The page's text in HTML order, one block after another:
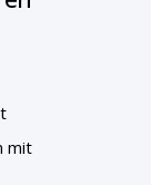
mit